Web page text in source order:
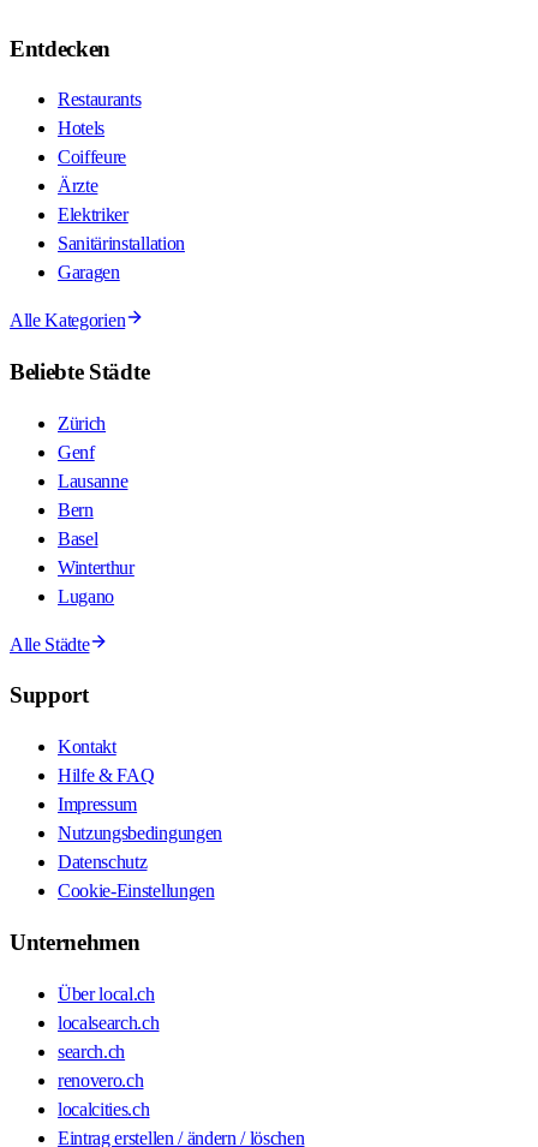
Entdecken
Restaurants
Hotels
Coiffeure
Ärzte
Elektriker
Sanitärinstallation
Garagen
Alle Kategorien
Beliebte Städte
Zürich
Genf
Lausanne
Bern
Basel
Winterthur
Lugano
Alle Städte
Support
Kontakt
Hilfe & FAQ
Impressum
Nutzungsbedingungen
Datenschutz
Cookie-Einstellungen
Unternehmen
Über local.ch
localsearch.ch
search.ch
renovero.ch
localcities.ch
Eintrag erstellen / ändern / löschen